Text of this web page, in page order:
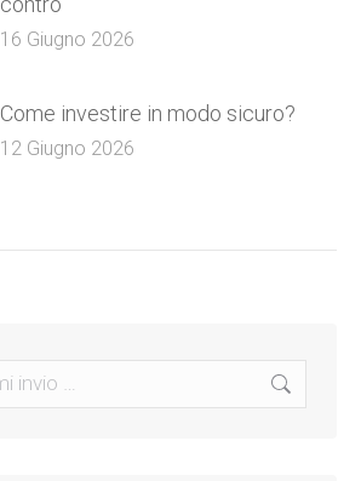
16 Giugno 2026
Come investire in modo sicuro?
12 Giugno 2026